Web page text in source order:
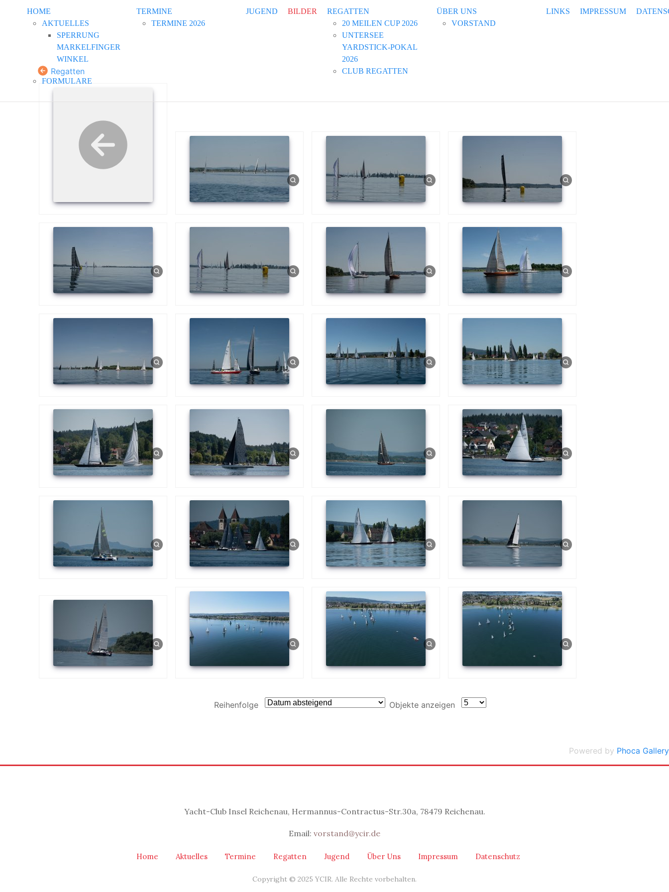
HOME
AKTUELLES
SPERRUNG
MARKELFINGER
WINKEL
FORMULARE
TERMINE
TERMINE 2026
JUGEND BILDER
REGATTEN
20 MEILEN CUP 2026
UNTERSEE
YARDSTICK-POKAL
2026
CLUB REGATTEN
ÜBER UNS
VORSTAND
LINKS IMPRESSUM
Regatten
Reihenfolge Objekte anzeigen
Powered by Phoca Gallery
Yacht-Club Insel Reichenau, Hermannus-Contractus-Str.30a, 78479 Reichenau.
Email: vorstand@ycir.de
Home Aktuelles Termine Regatten Jugend Über Uns Impressum Datenschutz
Copyright © 2025 YCIR. Alle Rechte vorbehalten.